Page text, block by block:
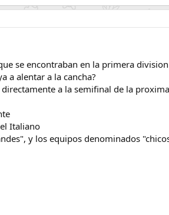
se encontraban en la primera
a alentar a la cancha?
a la semifinal de la
Italiano
y los equipos denominados